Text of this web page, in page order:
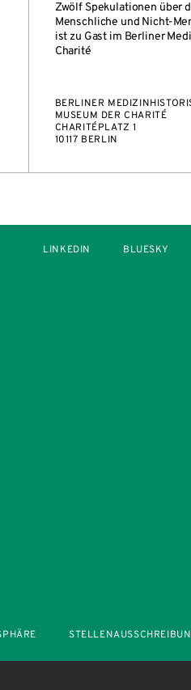
Zwölf Spekulationen über
Menschliche und Nicht-
ist zu Gast im Berliner
Charité
BERLINER
MUSEUM DER CHARITÉ
CHARITÉPLATZ 1
10117 BERLIN
LINKEDIN BLUESKY